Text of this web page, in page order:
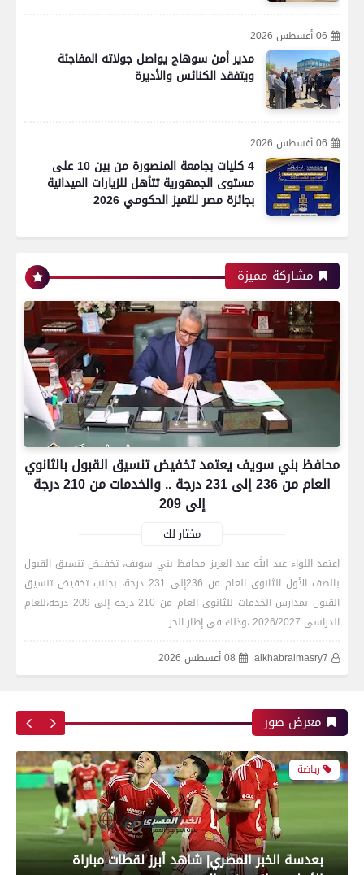
06 أغسطس 2026
مدير أمن سوهاج يواصل جولاته المفاجئة
ويتفقد الكنائس والأديرة
06 أغسطس 2026
4 كليات بجامعة المنصورة من بين 10 على
مستوى الجمهورية تتأهل للزيارات الميدانية
بجائزة مصر للتميز الحكومي 2026
مشاركة مميزة
محافظ بني سويف يعتمد تخفيض تنسيق القبول بالثانوي
العام من 236 إلى 231 درجة .. والخدمات من 210 درجة
إلى 209
مختار لك
اعتمد اللواء عبد الله عبد العزيز محافظ بني سويف، تخفيض تنسيق القبول
بالصف الأول الثانوي العام من 236إلى 231 درجة، بجانب تخفيض تنسيق
القبول بمدارس الخدمات للثانوى العام من 210 درجة إلى 209 درجة،للعام
الدراسي 2026/2027 ،وذلك في إطار الحر…
alkhabralmasry7
08 أغسطس 2026
معرض صور
اتحاد العاصمة الجزائرى بطلاً لكأس الكونفدرالية
الإفريقية للمرة الثانية في تاريخه
بعدسة الخبر المصري| شاهد أبرز لقطات الشوط
الأول لمباراة الزمالك واتحاد العاصمة الجزائري فى
نهائي كأس الكونفدرالية الإفريقية
رياضة
بعدسة الخبر المصري| شاهد أبرز لقطات مباراة زد و
بيراميدز فى نهائى كأس مصر
رياضة
بعدسة الخبر المصري| شاهد أبرز لقطات مباراة